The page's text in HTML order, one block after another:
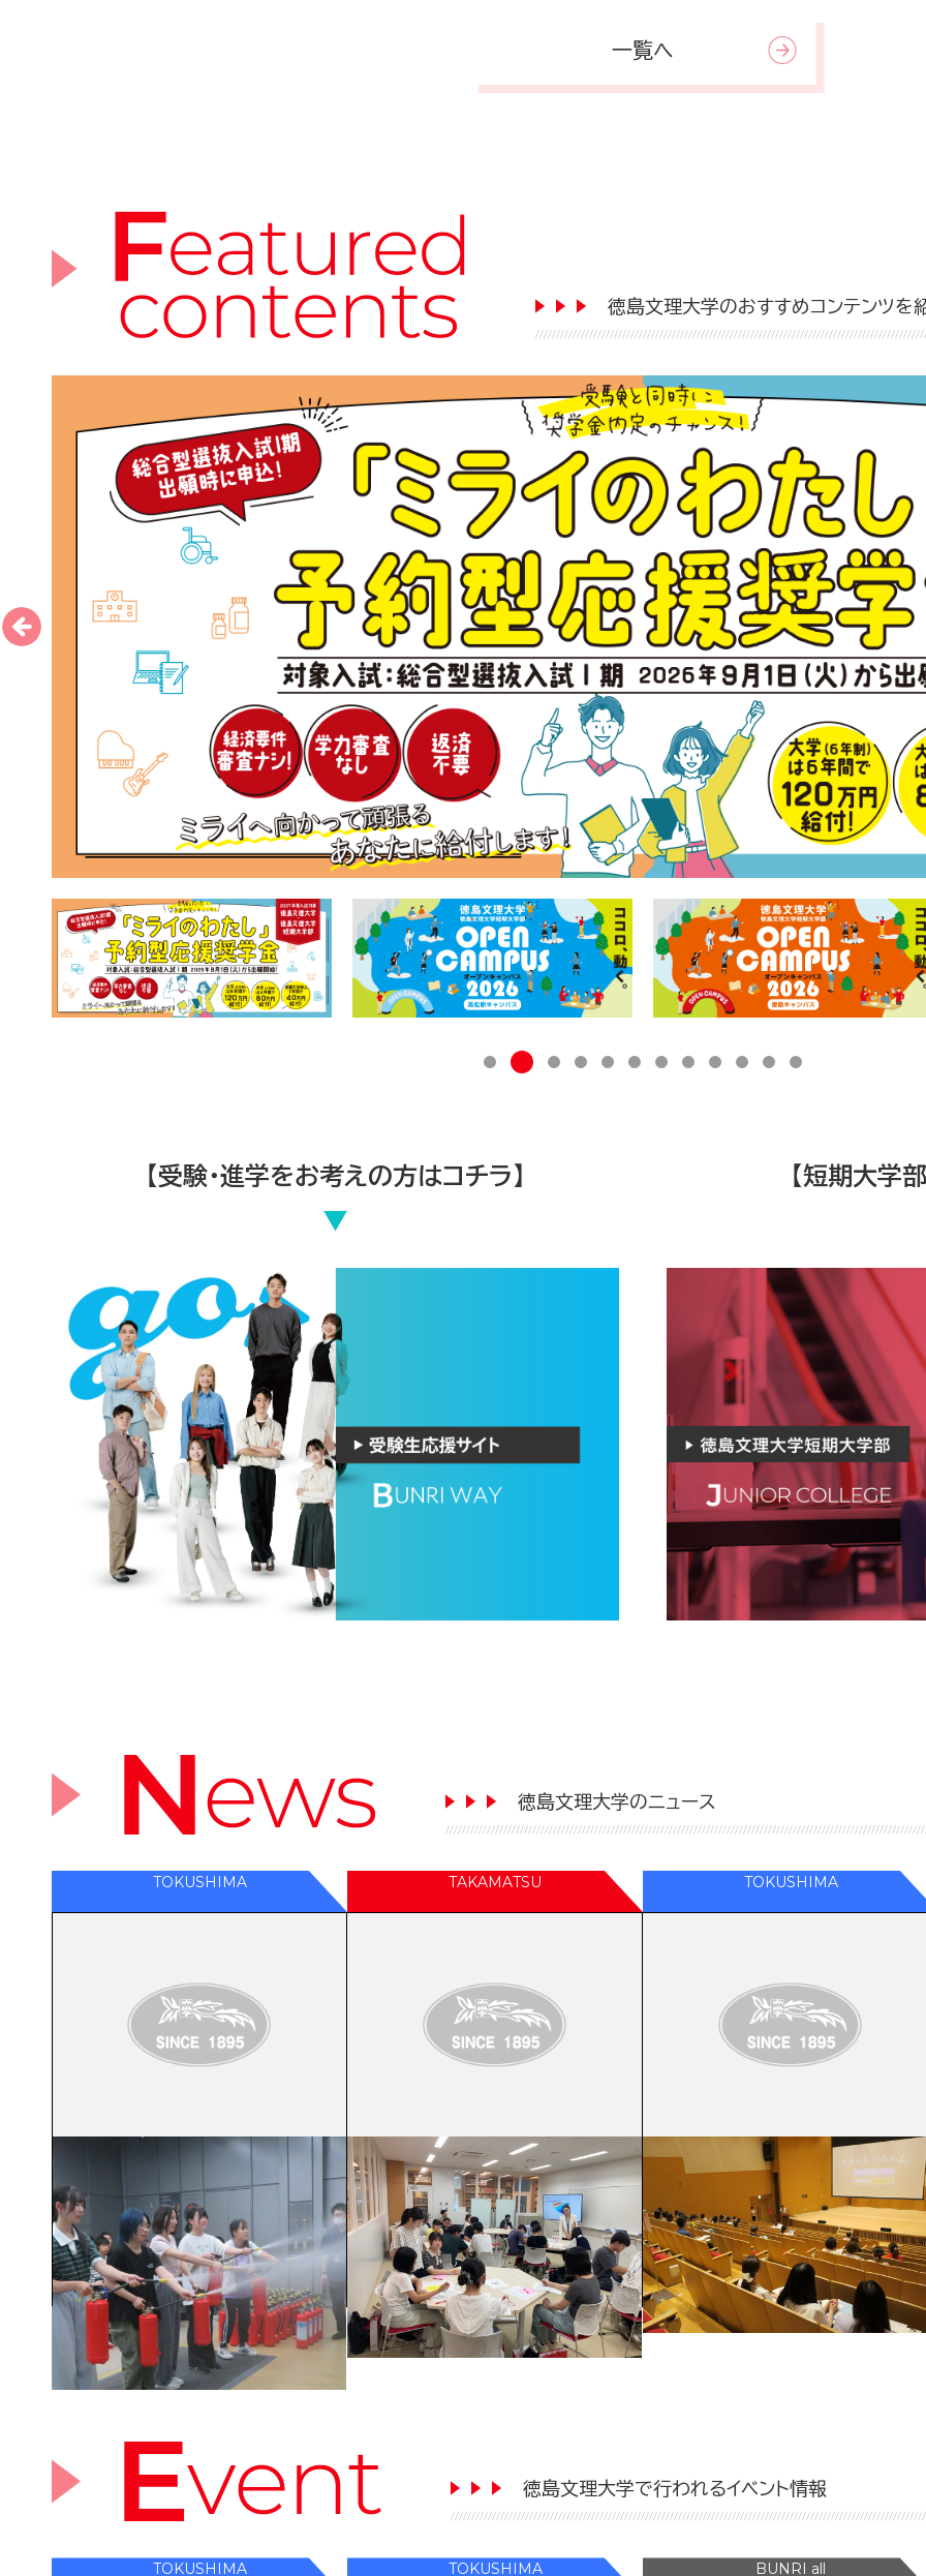
一覧へ
徳島文理大学のおすすめコンテンツを
1 3 4 5 6 7 8 9
1
1
1
【受験・進学をお考えの方はコチラ】 【短期大学
徳島文理大学のニュース
【開催報告】「地域と考える防災講座
⑨」を実施しました！〜防災センタ
ー体験＆非常食試食で深める『共
助』の学び〜
ニュース 2026年08月06日
8月5日（水）高松駅キャンパスで
「高校生のための公開セミナー」を
開催！
2026年08月06日
「地域と考える防災講座⑧ 映画『た
だいま、つなかん』上映会」を開催
しました！
徳島文理大学で行われるイベント情報